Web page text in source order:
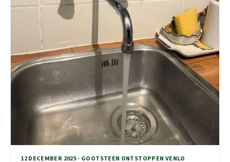
12 DECEMBER 2025 · GOOTSTEEN ONTSTOPPEN VENLO